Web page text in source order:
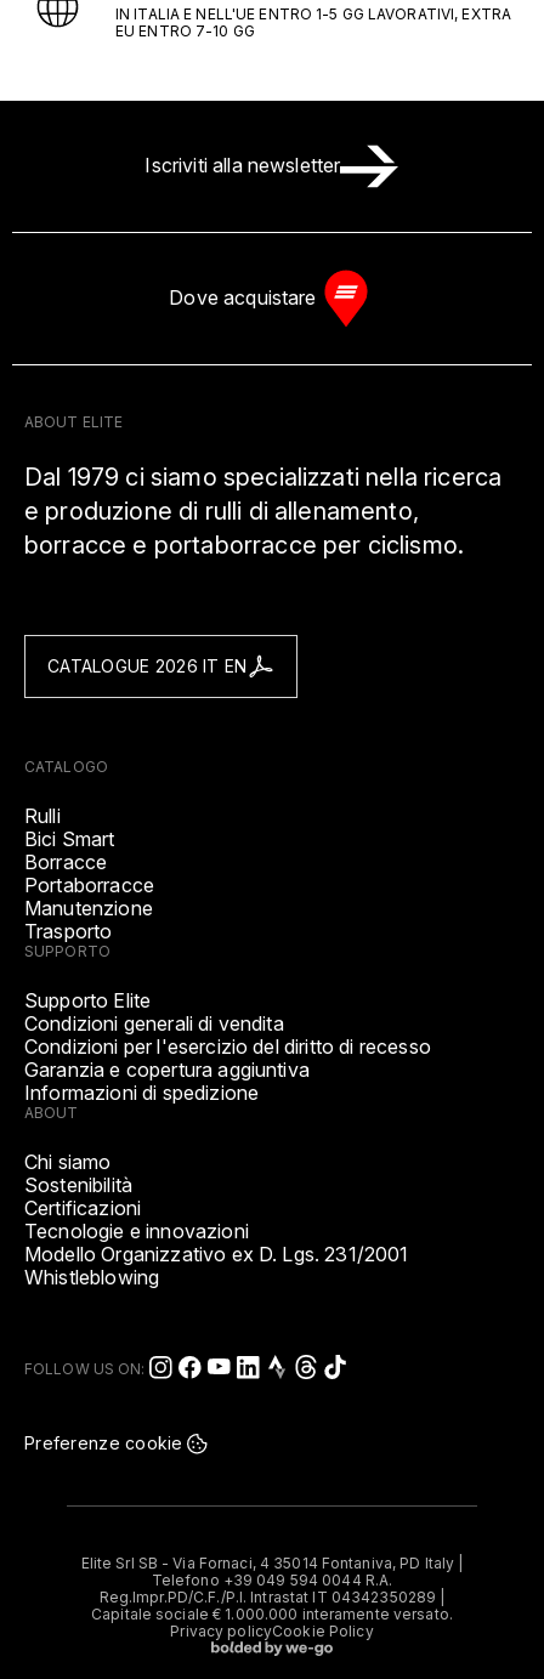
IN ITALIA E NELL'UE ENTRO 1-5 GG LAVORATIVI, EXTRA
EU ENTRO 7-10 GG
Iscriviti alla newsletter
Dove acquistare
ABOUT ELITE
Dal 1979 ci siamo specializzati nella ricerca
e produzione di rulli di allenamento,
borracce e portaborracce per ciclismo.
CATALOGUE 2026 IT EN
CATALOGO
Rulli
Bici Smart
Borracce
Portaborracce
Manutenzione
Trasporto
SUPPORTO
Supporto Elite
Condizioni generali di vendita
Condizioni per l'esercizio del diritto di recesso
Garanzia e copertura aggiuntiva
Informazioni di spedizione
ABOUT
Chi siamo
Sostenibilità
Certificazioni
Tecnologie e innovazioni
Modello Organizzativo ex D. Lgs. 231/2001
Whistleblowing
FOLLOW US ON:
Preferenze cookie
Elite Srl SB - Via Fornaci, 4 35014 Fontaniva, PD Italy |
Telefono +39 049 594 0044 R.A.
Reg.Impr.PD/C.F./P.I. Intrastat IT 04342350289 |
Capitale sociale € 1.000.000 interamente versato.
Privacy policyCookie Policy